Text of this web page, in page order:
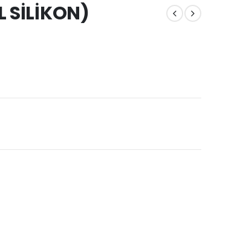
SİLİKON)